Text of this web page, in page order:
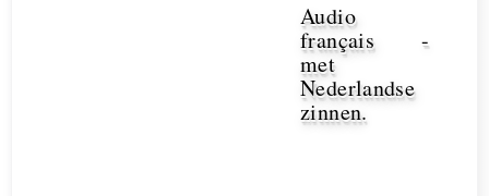
Audio
français -
met
Nederlandse
zinnen.